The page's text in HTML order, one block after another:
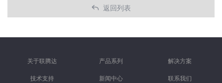
 返回列表
关于联腾达 产品系列 解决方案
技术支持 新闻中心 联系我们